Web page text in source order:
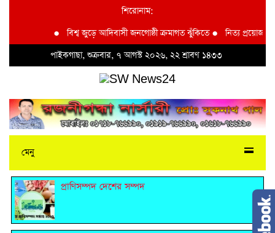
শিরোনাম:
বিশ্ব জুড়ে আদিবাসী জনগোষ্ঠী ক্রমাগত ঝুঁকিতে●নিত্য প্রয়োজনীয়
পাইকগাছা, শুক্রবার, ৭ আগস্ট ২০২৬, ২২ শ্রাবণ ১৪৩৩
মেনু
প্রাণিসম্পদ দেশের সম্পদ